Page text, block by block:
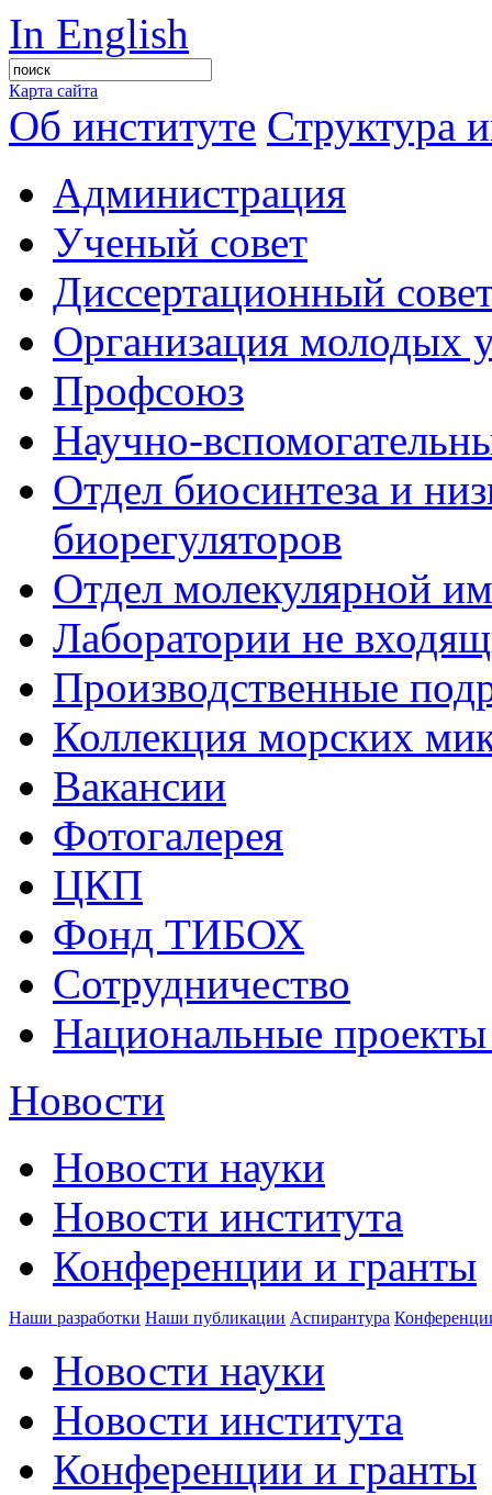
In English
Карта сайта
Об институте Структура
Администрация
Ученый совет
Диссертационный
Организация молодых
Профсоюз
Научно-
Отдел биосинтеза и
биорегуляторов
Отдел молекулярной
Лаборатории не
Производственные
Коллекция морских
Вакансии
Фотогалерея
ЦКП
Фонд ТИБОХ
Сотрудничество
Национальные
Новости
Новости науки
Новости института
Конференции и гранты
Наши разработки Наши публикации Аспирантура
Новости науки
Новости института
Конференции и гранты